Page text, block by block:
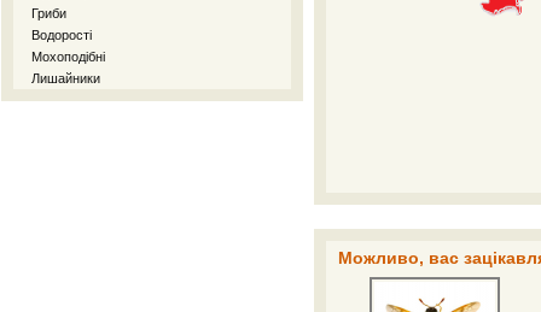
Гриби
Водорості
Мохоподібні
Лишайники
Можливо, вас